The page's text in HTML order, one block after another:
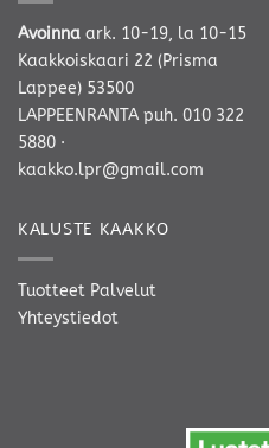
Avoinna ark. 10-19, la 10-15
Kaakkoiskaari 22 (Prisma
Lappee) 53500
LAPPEENRANTA puh. 010 322
5880 ·
kaakko.lpr@gmail.com
KALUSTE KAAKKO
Tuotteet Palvelut
Yhteystiedot